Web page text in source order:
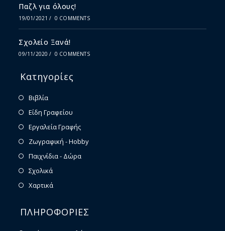
Παζλ για όλους!
19/01/2021 / 0 COMMENTS
Σχολείο Ξανά!
09/11/2020 / 0 COMMENTS
Κατηγορίες
Βιβλία
Είδη Γραφείου
Εργαλεία Γραφής
Ζωγραφική - Hobby
Παιχνίδια - Δώρα
Σχολικά
Χαρτικά
ΠΛΗΡΟΦΟΡΙΕΣ